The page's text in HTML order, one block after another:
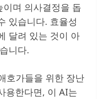
며 의사결정을 돕
있습니다. 효율성
달려 있는 것이 아
니다.
호가들을 위한 장난
용한다면, 이 AI는